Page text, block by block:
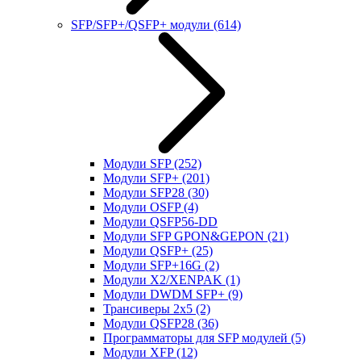
SFP/SFP+/QSFP+ модули (614)
Модули SFP(252)
Модули SFP+ (201)
Модули SFP28 (30)
Модули OSFP(4)
Модули QSFP56-DD
Модули SFP GPON&GEPON (21)
Модули QSFP+ (25)
Модули SFP+16G (2)
Модули X2/XENPAK (1)
Модули DWDM SFP+ (9)
Трансиверы 2x5 (2)
Модули QSFP28 (36)
Программаторы для SFP модулей (5)
Модули XFP(12)